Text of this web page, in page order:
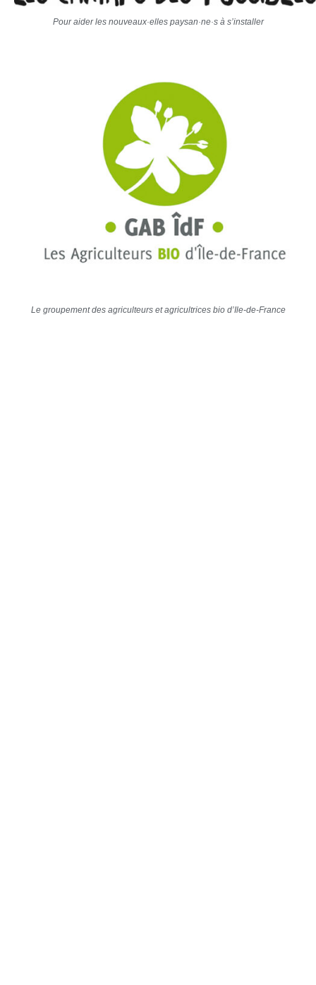
Pour aider les nouveaux·elles paysan·ne·s à s’installer
Le groupement des agriculteurs et agricultrices bio d’Ile-de-France